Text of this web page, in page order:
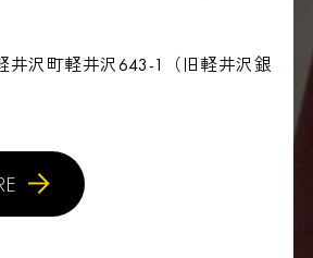
井沢町軽井沢643-1（旧軽井沢銀